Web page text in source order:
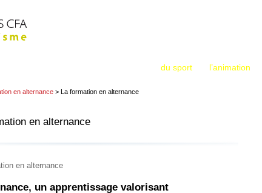
du sport l’animation
en alternance > La formation en alternance
en alternance
en alternance
un apprentissage valorisant